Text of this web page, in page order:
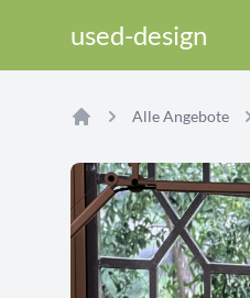
used-design
Alle Angebote